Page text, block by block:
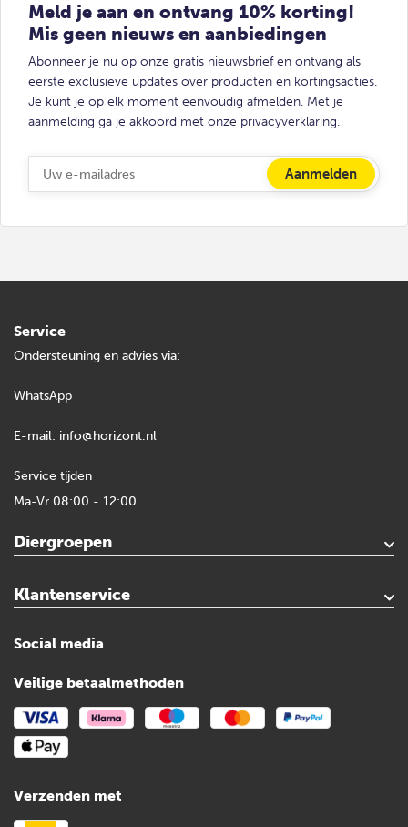
Meld je aan en ontvang 10% korting!
Mis geen nieuws en aanbiedingen
Abonneer je nu op onze gratis nieuwsbrief en ontvang als
eerste exclusieve updates over producten en kortingsacties.
Je kunt je op elk moment eenvoudig afmelden. Met je
aanmelding ga je akkoord met onze privacyverklaring.
Service
Ondersteuning en advies via:
WhatsApp
E-mail: info@horizont.nl
Service tijden
Ma-Vr 08:00 - 12:00
Diergroepen
Paard
Geit
Gevogelte
Varken
Huisdieren
Reigers
Wolfafweer
Wild / Wildafweer
Klantenservice
Contact
Mijn account
Veilig winkelen
Algemene voorwaarden
Privacy- en cookieverklaring
Disclaimer
Sitemap
Social media
Veilige betaalmethoden
Verzenden met